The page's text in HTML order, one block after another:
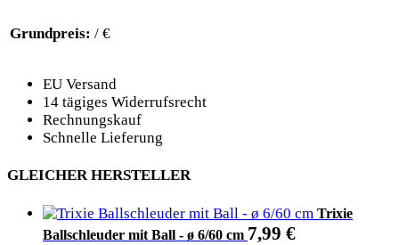
Grundpreis: / €
EU Versand
14 tägiges Widerrufsrecht
Rechnungskauf
Schnelle Lieferung
GLEICHER HERSTELLER
Trixie
Ballschleuder mit Ball - ø 6/60 cm 7,99 €